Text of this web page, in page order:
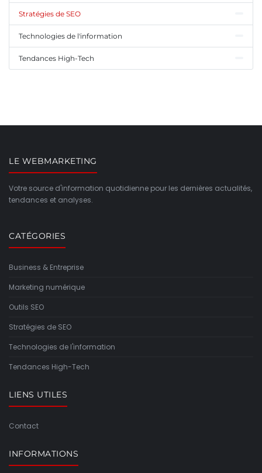
Stratégies de SEO
Technologies de l'information
Tendances High-Tech
LE WEBMARKETING
Votre source d'information quotidienne pour les dernières actualités,
tendances et analyses.
CATÉGORIES
Business & Entreprise
Marketing numérique
Outils SEO
Stratégies de SEO
Technologies de l'information
Tendances High-Tech
LIENS UTILES
Contact
INFORMATIONS